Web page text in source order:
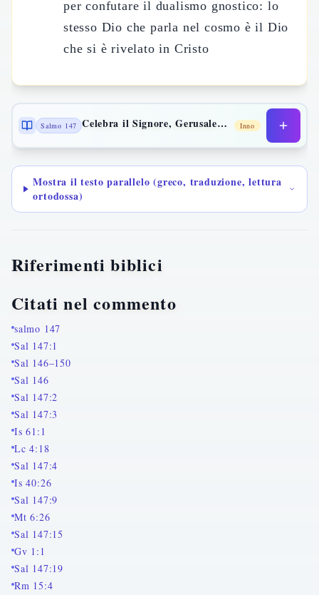
per confutare il dualismo gnostico: lo
stesso Dio che parla nel cosmo è il Dio
che si è rivelato in Cristo
Salmo 147 Celebra il Signore, Gerusalemme Inno
Mostra il testo parallelo (greco, traduzione, lettura
ortodossa)
Riferimenti biblici
Citati nel commento
salmo 147
Sal 147:1
Sal 146–150
Sal 146
Sal 147:2
Sal 147:3
Is 61:1
Lc 4:18
Sal 147:4
Is 40:26
Sal 147:9
Mt 6:26
Sal 147:15
Gv 1:1
Sal 147:19
Rm 15:4